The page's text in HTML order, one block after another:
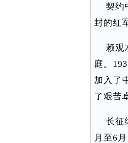
契约
封的红
赖观
庭。
加入了
了艰苦
长征
月至6